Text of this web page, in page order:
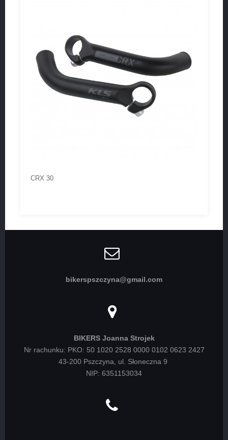
CRX 30
bikerspszczyna@gmail.com
BIKERS Joanna Strojek
Nr rachunku: PKO: 50 1020 2528 0000 0102 0623 2427
43-200 Pszczyna, ul. Słoneczna 9
NIP: 6351153034